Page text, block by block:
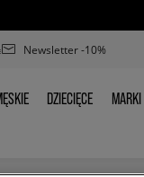
Newsletter -10%
DZIECIĘCE
DZIECIĘCE MARKI
MARKI